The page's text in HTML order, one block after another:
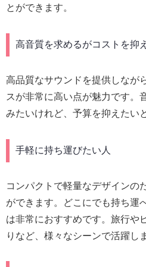
とができます。
高音質を求めるがコストを抑
高品質なサウンドを提供しなが
スが非常に高い点が魅力です。
みたいけれど、予算を抑えたい
手軽に持ち運びたい人
コンパクトで軽量なデザインの
ができます。どこにでも持ち運
は非常におすすめです。旅行や
りなど、様々なシーンで活躍し